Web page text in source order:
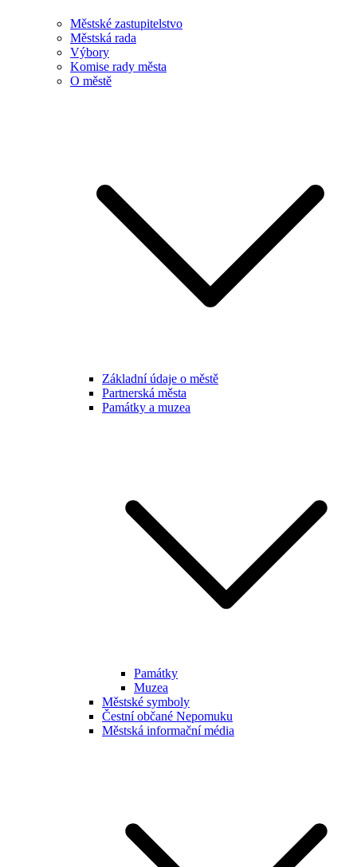
Městské zastupitelstvo
Městská rada
Výbory
Komise rady města
O městě
Základní údaje o městě
Partnerská města
Památky a muzea
Památky
Muzea
Městské symboly
Čestní občané Nepomuku
Městská informační média